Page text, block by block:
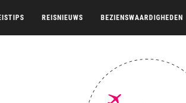
REISNIEUWS BEZIENSWAARDIGHEDEN